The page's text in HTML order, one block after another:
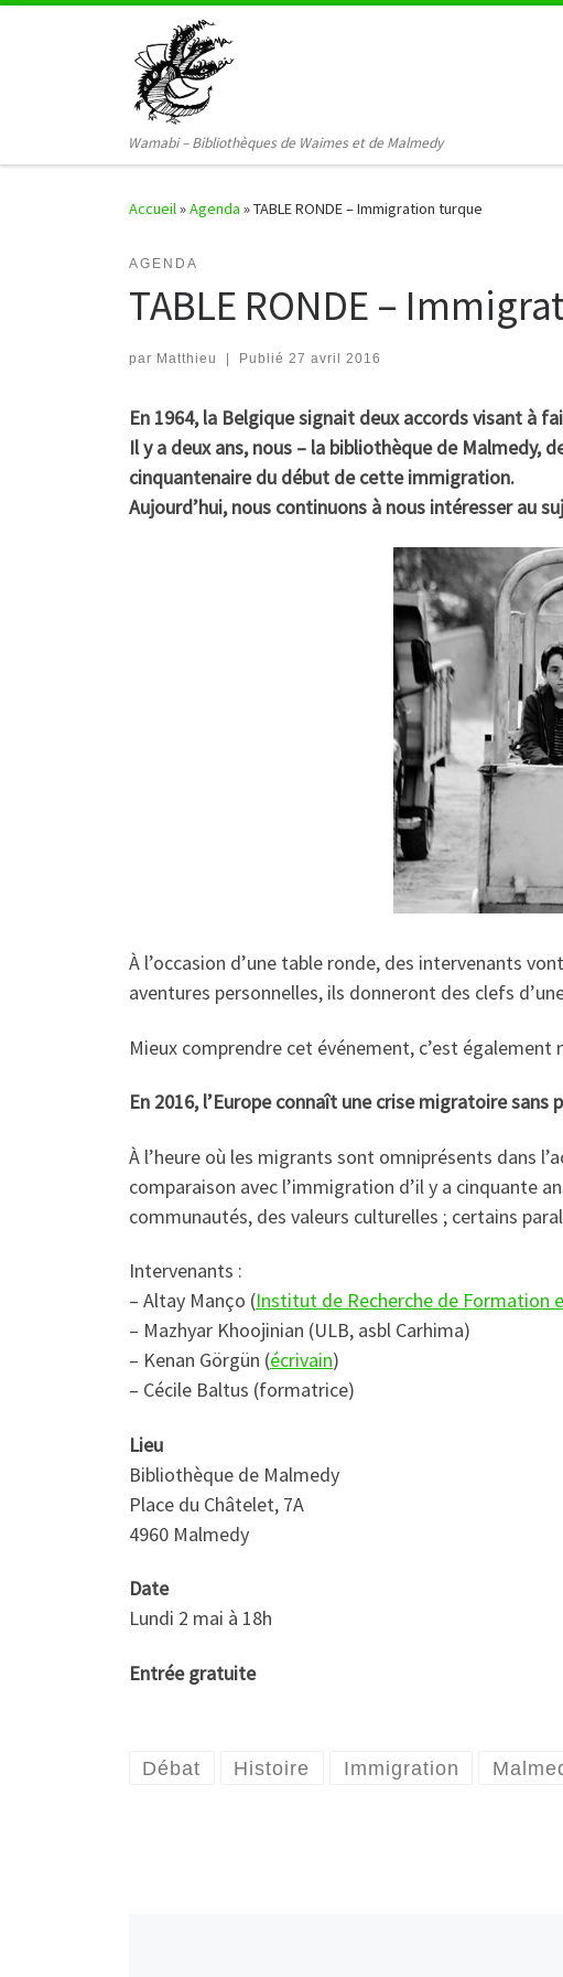
Wamabi – Bibliothèques de Waimes et de Malmedy
Accueil»Agenda »TABLE RONDE – Immigration turque
AGENDA
TABLE RONDE –
par Matthieu Publié 27 avril 2016
En 1964, la Belgique signait deux accords visant à
Il y a deux ans, nous – la bibliothèque de
cinquantenaire du début de cette immigration.
Aujourd’hui, nous continuons à nous intéresser au
À l’occasion d’une table ronde, des intervenants
aventures personnelles, ils donneront des clefs
Mieux comprendre cet événement, c’est
En 2016, l’Europe connaît une crise migratoire sans
À l’heure où les migrants sont omniprésents dans
comparaison avec l’immigration d’il y a cinquante
communautés, des valeurs culturelles ; certains
Intervenants :
– Altay Manço (Institut de Recherche de Formation
– Mazhyar Khoojinian (ULB, asbl Carhima)
– Kenan Görgün (écrivain)
– Cécile Baltus (formatrice)
Lieu
Bibliothèque de Malmedy
Place du Châtelet, 7A
4960 Malmedy
Date
Lundi 2 mai à 18h
Entrée gratuite
Débat Histoire Immigration